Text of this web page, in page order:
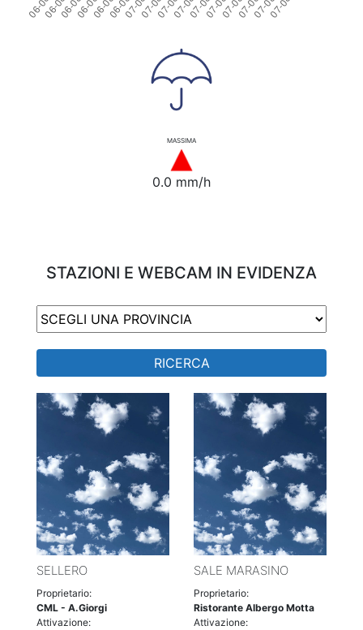
MASSIMA
0.0 mm/h
STAZIONI E WEBCAM IN EVIDENZA
RICERCA
SELLERO
Proprietario:
CML - A.Giorgi
Attivazione:
SALE MARASINO
Proprietario:
Ristorante Albergo Motta
Attivazione: